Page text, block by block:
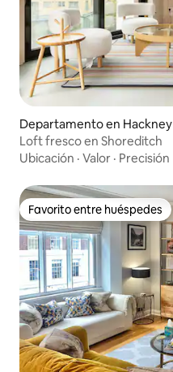
Departamento en Hackney
Loft fresco en Shoreditch
Ubicación · Valor · Precisión
Favorito entre huéspedes
Favorito entre huéspedes